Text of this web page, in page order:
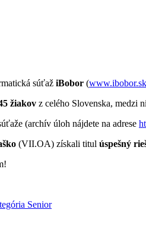
súťaž iBobor (www.ibobor.sk
žiakov z celého Slovenska, medzi
(archív úloh nájdete na adrese
(VII.OA) získali titul úspešný
Senior